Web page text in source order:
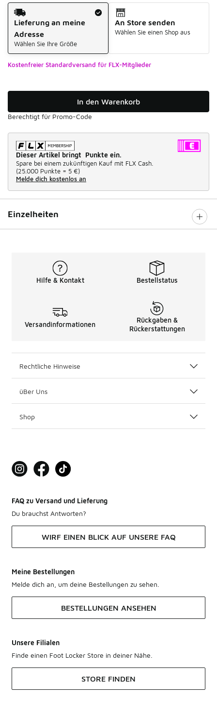
Versandart
Lieferung an meine
Adresse
Wählen Sie Ihre Größe
An Store senden
Wählen Sie einen Shop aus
Kostenfreier Standardversand für FLX-Mitglieder
In den Warenkorb
Berechtigt für Promo-Code
Dieser Artikel bringt Punkte ein.
Spare bei einem zukünftigen Kauf mit FLX Cash.
(25.000 Punkte = 5 €)
Melde dich kostenlos an
Einzelheiten
Hilfe & Kontakt Bestellstatus
Versandinformationen
Rückgaben &
Rückerstattungen
Rechtliche Hinweise
üBer Uns
Shop
FAQ zu Versand und Lieferung
Du brauchst Antworten?
WIRF EINEN BLICK AUF UNSERE FAQ
Meine Bestellungen
Melde dich an, um deine Bestellungen zu sehen.
BESTELLUNGEN ANSEHEN
Unsere Filialen
Finde einen Foot Locker Store in deiner Nähe.
STORE FINDEN